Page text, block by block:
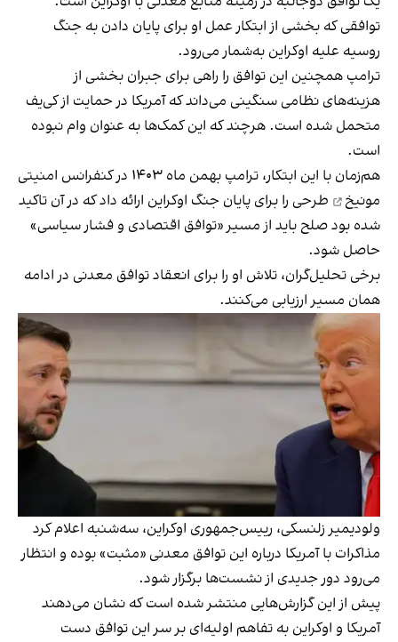
توافقی که بخشی از ابتکار عمل او برای پایان دادن به جنگ
روسیه علیه اوکراین به‌شمار می‌رود.
ترامپ همچنین این توافق را راهی برای جبران بخشی از
هزینه‌های نظامی سنگینی می‌داند که آمریکا در حمایت از کی‌یف
متحمل شده است. هرچند که این کمک‌ها به‌ عنوان وام نبوده
است.
هم‌زمان با این ابتکار، ترامپ بهمن ماه ۱۴۰۳ در
کنفرانس امنیتی
مونیخ
طرحی را برای پایان جنگ اوکراین ارائه داد که در آن تاکید
شده بود صلح باید از مسیر «توافق اقتصادی و فشار سیاسی»
حاصل شود.
برخی تحلیل‌گران، تلاش او را برای انعقاد توافق معدنی در ادامه
همان مسیر ارزیابی می‌کنند.
ولودیمیر زلنسکی، رییس‌جمهوری اوکراین، سه‌شنبه اعلام کرد
مذاکرات با آمریکا درباره این توافق معدنی «مثبت» بوده و انتظار
می‌رود دور جدیدی از نشست‌ها برگزار شود.
پیش از این گزارش‌هایی منتشر شده است که نشان می‌دهند
آمریکا و اوکراین به تفاهم اولیه‌ای بر سر این توافق دست